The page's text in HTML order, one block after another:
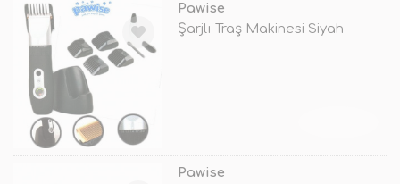
Pawise
Şarjlı Traş Makinesi Siyah
Pawise